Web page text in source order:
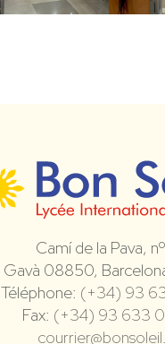
Camí de la Pava,
Gavà 08850,
Téléphone: (+34) 93
Fax: (+34) 93 633